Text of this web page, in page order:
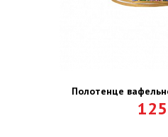
Полотенце
125